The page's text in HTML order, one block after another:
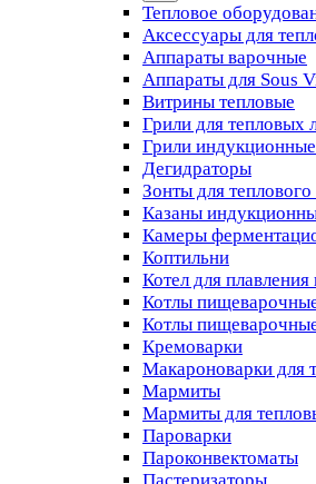
Тепловое
Аксессуары для
Аппараты варочные
Аппараты для Sous
Витрины тепловые
Грили для тепловых
Грили
Дегидраторы
Зонты для
Казаны
Камеры
Коптильни
Котел для
Котлы
Котлы
Кремоварки
Макароноварки для
Мармиты
Мармиты для
Пароварки
Пароконвектоматы